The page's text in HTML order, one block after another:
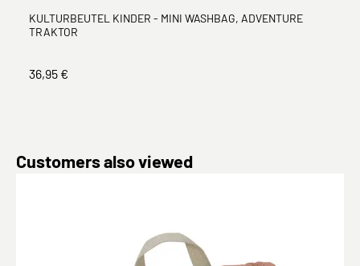
KULTURBEUTEL KINDER - MINI WASHBAG, ADVENTURE
TRAKTOR
36,95 €
Produktgalerie überspringen
Customers also viewed